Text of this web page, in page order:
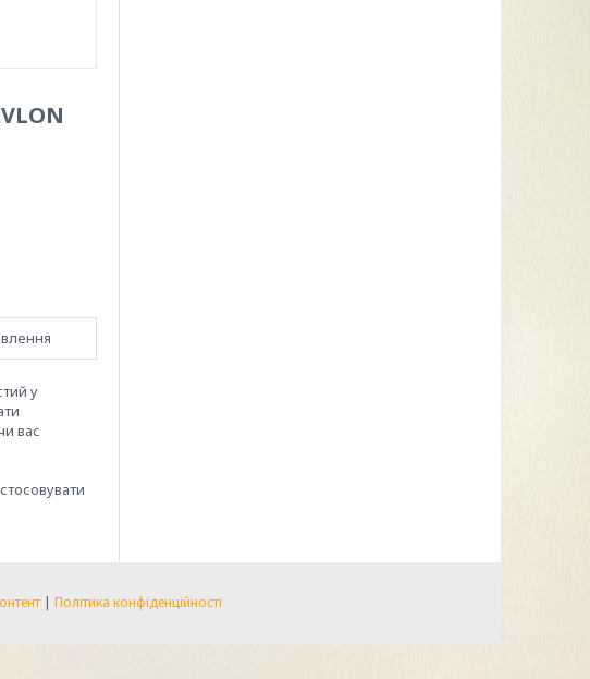
у
вас
| Політика конфіденційності